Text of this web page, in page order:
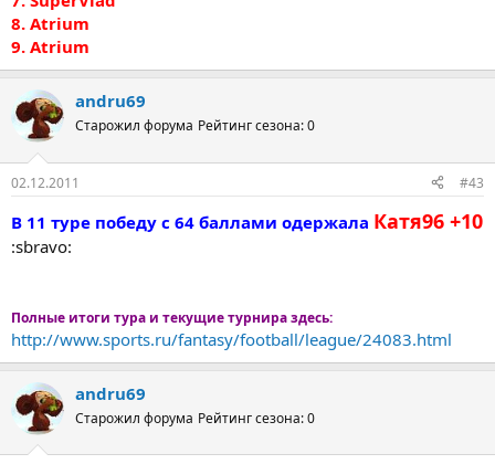
8. Atrium
9. Atrium
andru69
Старожил форума Рейтинг сезона: 0
02.12.2011 #43
В 11 туре победу с 64 баллами одержала Катя96 +10
:sbravo:
Полные итоги тура и текущие турнира здесь:
http://www.sports.ru/fantasy/football/league/24083.html
andru69
Старожил форума Рейтинг сезона: 0